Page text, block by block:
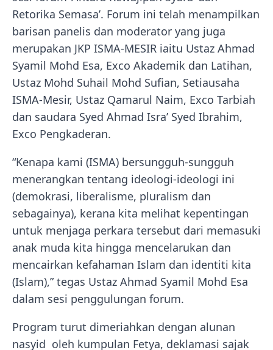
Retorika Semasa’. Forum ini telah menampilkan
barisan panelis dan moderator yang juga
merupakan JKP ISMA-MESIR iaitu Ustaz Ahmad
Syamil Mohd Esa, Exco Akademik dan Latihan,
Ustaz Mohd Suhail Mohd Sufian, Setiausaha
ISMA-Mesir, Ustaz Qamarul Naim, Exco Tarbiah
dan saudara Syed Ahmad Isra’ Syed Ibrahim,
Exco Pengkaderan.
“Kenapa kami (ISMA) bersungguh-sungguh
menerangkan tentang ideologi-ideologi ini
(demokrasi, liberalisme, pluralism dan
sebagainya), kerana kita melihat kepentingan
untuk menjaga perkara tersebut dari memasuki
anak muda kita hingga mencelarukan dan
mencairkan kefahaman Islam dan identiti kita
(Islam),” tegas Ustaz Ahmad Syamil Mohd Esa
dalam sesi penggulungan forum.
Program turut dimeriahkan dengan alunan
nasyid oleh kumpulan Fetya, deklamasi sajak